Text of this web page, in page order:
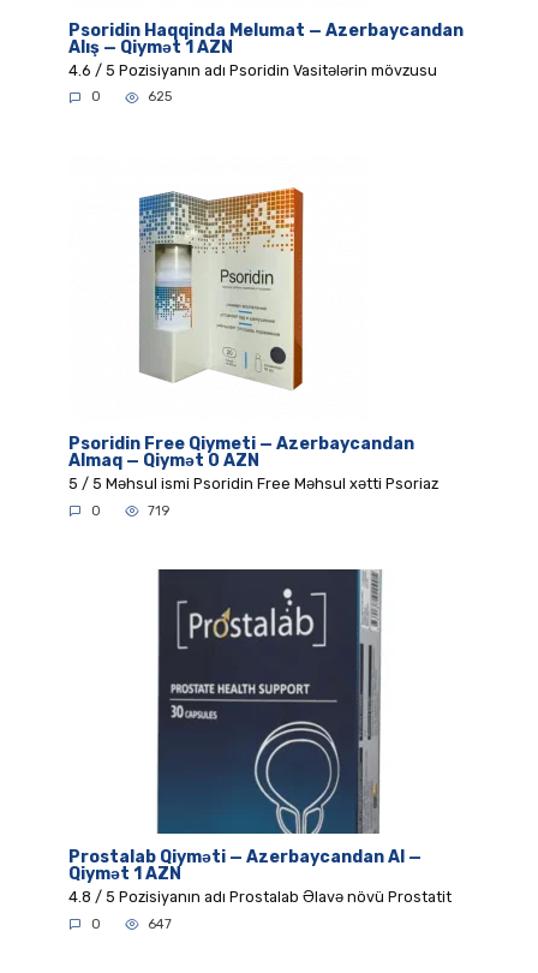
Psoridin Haqqinda Melumat — Azerbaycandan
Alış — Qiymət 1 AZN
4.6 / 5 Pozisiyanın adı Psoridin Vasitələrin mövzusu
0 625
Psoridin Free Qiymeti — Azerbaycandan
Almaq — Qiymət 0 AZN
5 / 5 Məhsul ismi Psoridin Free Məhsul xətti Psoriaz
0 719
Prostalab Qiyməti — Azerbaycandan Al —
Qiymət 1 AZN
4.8 / 5 Pozisiyanın adı Prostalab Əlavə növü Prostatit
0 647